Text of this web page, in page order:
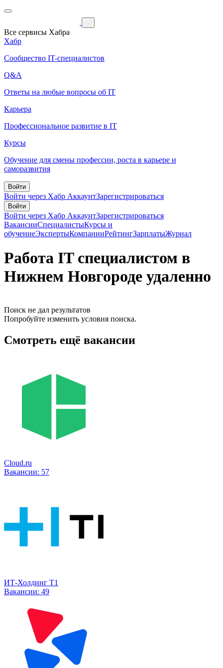
Все сервисы Хабра
Хабр
Сообщество IT-специалистов
Q&A
Ответы на любые вопросы об IT
Карьера
Профессиональное развитие в IT
Курсы
Обучение для смены профессии, роста в карьере и
саморазвития
Войти
Войти через Хабр АккаунтЗарегистрироваться
Войти
Войти через Хабр АккаунтЗарегистрироваться
ВакансииСпециалистыКурсы и
обучениеЭкспертыКомпанииРейтингЗарплатыЖурнал
Работа IT специалистом в
Нижнем Новгороде удаленно
Поиск не дал результатов
Попробуйте изменить условия поиска.
Смотреть ещё вакансии
Cloud.ru
Вакансии: 57
ИТ-Холдинг Т1
Вакансии: 49